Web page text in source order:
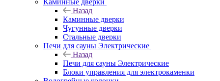
Каминные дверки
Назад
Каминные дверки
Чугунные дверки
Стальные дверки
Печи для сауны Электрические
Назад
Печи для сауны Электрические
Блоки управления для электрокаменки